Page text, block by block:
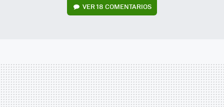
VER 18 COMENTARIOS